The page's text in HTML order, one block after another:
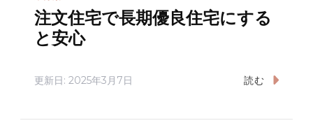
注文住宅で長期優良住宅にする
と安心
更新日: 2025年3月7日 読む